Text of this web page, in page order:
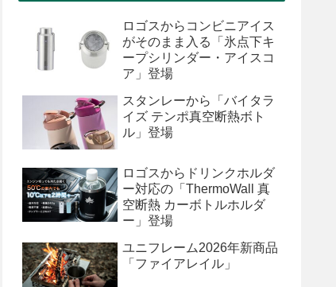
ロゴスからコンビニアイス
がそのまま入る「氷点下キ
ープシリンダー・アイスコ
ア」登場
スタンレーから「バイタラ
イズ テンポ真空断熱ボト
ル」登場
ロゴスからドリンクホルダ
ー対応の「ThermoWall 真
空断熱 カーボトルホルダ
ー」登場
ユニフレーム2026年新商品
「ファイアレイル」